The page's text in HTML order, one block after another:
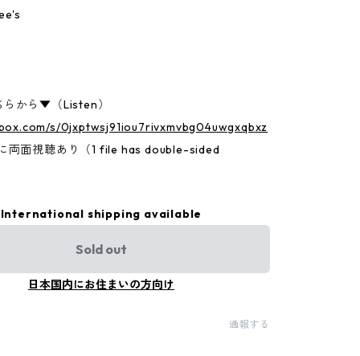
から▼（Listen）
s/0jxptwsj91iou7rivxmvbg04uwgxqbxz
両面視聴あり（1 file has double-sided
International shipping available
Sold out
日本国内にお住まいの方向け
通報する